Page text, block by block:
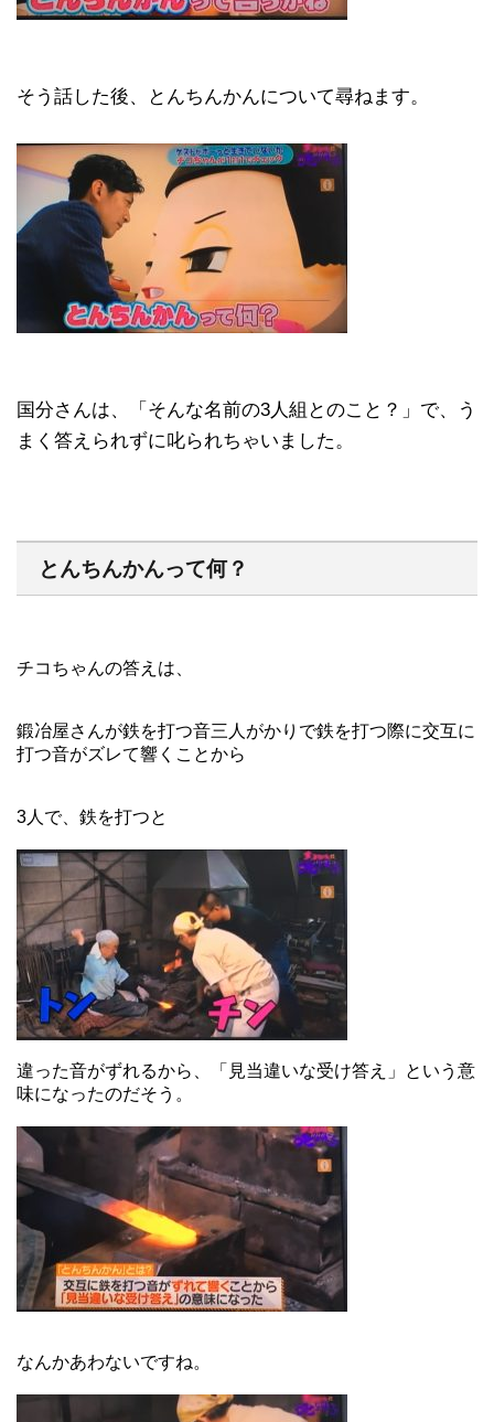
そう話した後、とんちんかんについて尋ねます。
国分さんは、「そんな名前の3人組とのこと？」で、う
まく答えられずに叱られちゃいました。
とんちんかんって何？
チコちゃんの答えは、
鍛冶屋さんが鉄を打つ音三人がかりで鉄を打つ際に交互に
打つ音がズレて響くことから
3人で、鉄を打つと
違った音がずれるから、「見当違いな受け答え」という意
味になったのだそう。
なんかあわないですね。